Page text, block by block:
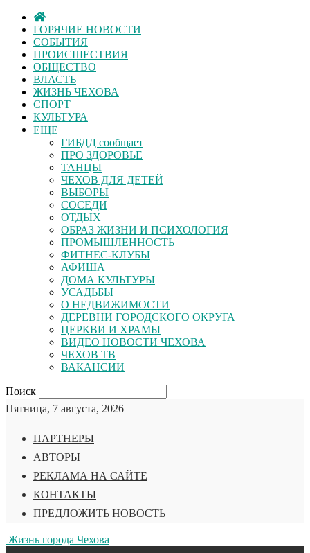
ГОРЯЧИЕ НОВОСТИ
СОБЫТИЯ
ПРОИСШЕСТВИЯ
ОБЩЕСТВО
ВЛАСТЬ
ЖИЗНЬ ЧЕХОВА
СПОРТ
КУЛЬТУРА
ЕЩЕ
ГИБДД сообщает
ПРО ЗДОРОВЬЕ
ТАНЦЫ
ЧЕХОВ ДЛЯ ДЕТЕЙ
ВЫБОРЫ
СОСЕДИ
ОТДЫХ
ОБРАЗ ЖИЗНИ И ПСИХОЛОГИЯ
ПРОМЫШЛЕННОСТЬ
ФИТНЕС-КЛУБЫ
АФИША
ДОМА КУЛЬТУРЫ
УСАДЬБЫ
О НЕДВИЖИМОСТИ
ДЕРЕВНИ ГОРОДСКОГО ОКРУГА
ЦЕРКВИ И ХРАМЫ
ВИДЕО НОВОСТИ ЧЕХОВА
ЧЕХОВ ТВ
ВАКАНСИИ
Поиск
Пятница, 7 августа, 2026
ПАРТНЕРЫ
АВТОРЫ
РЕКЛАМА НА САЙТЕ
КОНТАКТЫ
ПРЕДЛОЖИТЬ НОВОСТЬ
Жизнь города Чехова